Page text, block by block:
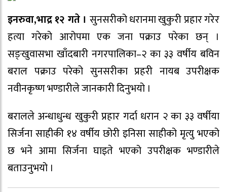
इनरुवा,भाद्र १२ गते । सुनसरीको धरानमा खुकुरी प्रहार गरेर
हत्या गरेको आरोपमा एक जना पक्राउ परेका छन् ।
सङ्खुवासभा खाँदबारी नगरपालिका–२ का ३३ वर्षीय बविन
बराल पक्राउ परेको सुनसरीका प्रहरी नायब उपरीक्षक
नवीनकृष्ण भण्डारीले जानकारी दिनुभयो ।
बरालले अन्धाधुन्ध खुकुरी प्रहार गर्दा धरान २ का ३३ वर्षीया
सिर्जना साहीकी १४ वर्षीय छोरी इनिसा साहीको मृत्यु भएको
छ भने आमा सिर्जना घाइते भएको उपरीक्षक भण्डारीले
बताउनुभयो ।